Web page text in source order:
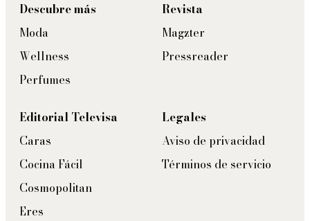
Descubre más
Moda
Wellness
Perfumes
Revista
Magzter
Pressreader
Editorial Televisa
Caras
Cocina Fácil
Cosmopolitan
Eres
Legales
Aviso de privacidad
Términos de servicio